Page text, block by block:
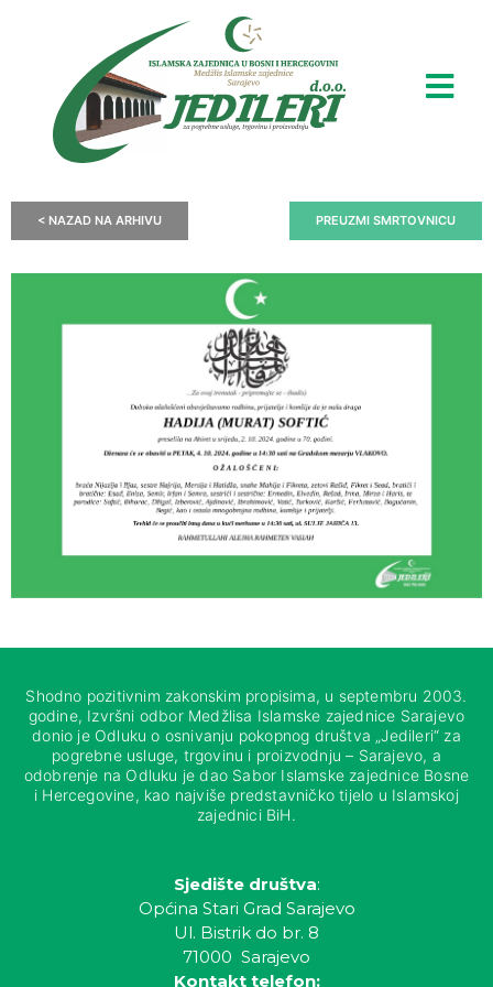
< NAZAD NA ARHIVU PREUZMI SMRTOVNICU
Shodno pozitivnim zakonskim propisima, u septembru 2003.
godine, Izvršni odbor Medžlisa Islamske zajednice Sarajevo
donio je Odluku o osnivanju pokopnog društva „Jedileri“ za
pogrebne usluge, trgovinu i proizvodnju – Sarajevo, a
odobrenje na Odluku je dao Sabor Islamske zajednice Bosne
i Hercegovine, kao najviše predstavničko tijelo u Islamskoj
zajednici BiH.
Sjedište društva:
Općina Stari Grad Sarajevo
Ul. Bistrik do br. 8
71000 Sarajevo
Kontakt telefon: